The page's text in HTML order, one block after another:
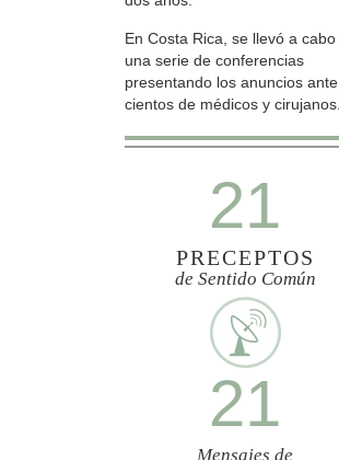
En Costa Rica, se llevó a cabo
una serie de conferencias
presentando los anuncios ante
cientos de médicos y cirujanos.
21
PRECEPTOS
de Sentido Común
21
Mensajes de